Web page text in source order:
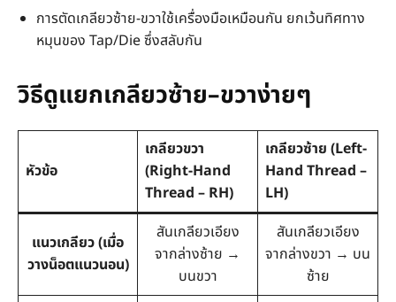
การตัดเกลียวซ้าย-ขวาใช้เครื่องมือเหมือนกัน ยกเว้นทิศทาง
หมุนของ Tap/Die ซึ่งสลับกัน
วิธีดูแยกเกลียวซ้าย–ขวาง่ายๆ
หัวข้อ
เกลียวขวา
(Right-Hand
Thread – RH)
เกลียวซ้าย (Left-
Hand Thread –
LH)
แนวเกลียว (เมื่อ
วางน็อตแนวนอน)
สันเกลียวเอียง
จากล่างซ้าย →
บนขวา
สันเกลียวเอียง
จากล่างขวา → บน
ซ้าย